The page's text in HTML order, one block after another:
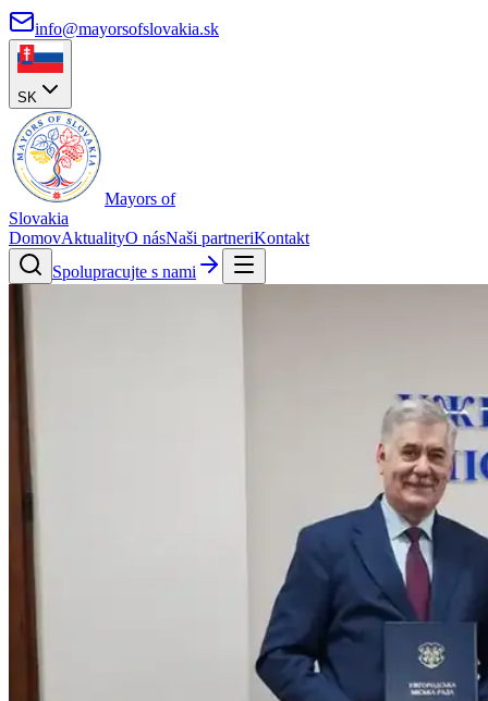
info@mayorsofslovakia.sk
SK
Mayors of
Slovakia
DomovAktualityO násNaši partneriKontakt
Spolupracujte s nami